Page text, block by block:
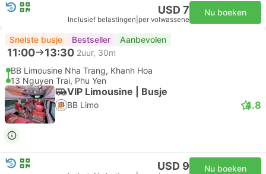
USD 7
Inclusief belastingen per volwassene
Nu boeken
Snelste busje Bestseller Aanbevolen
11:00 13:30 2uur, 30m
BB Limousine Nha Trang, Khanh Hoa
13 Nguyen Trai, Phu Yen
VIP Limousine | Busje
BB Limo 4.8
USD 9 Nu boeken